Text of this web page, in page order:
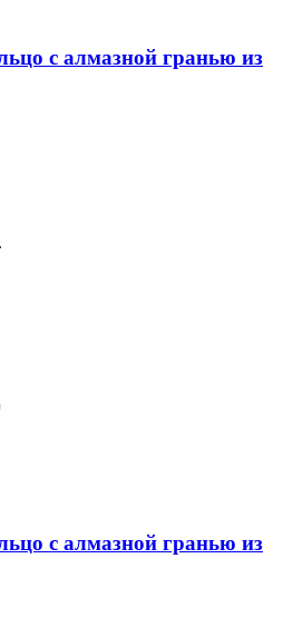
с алмазной гранью из
с алмазной гранью из